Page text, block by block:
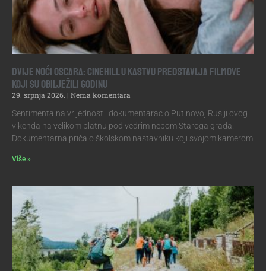
DVIJE NOĆI OSCARA: CINEHILL U KASTVU PREDSTAVLJA FILMOVE
KOJI SU OBILJEŽILI GODINU
29. srpnja 2026.
Nema komentara
Sentimentalna vrijednost i dokumentarac o Putinovoj Rusiji ovog
vikenda na velikom platnu pod vedrim nebom Staroga grada.
Dokumentarna priča o školskom nastavniku koji svojom kamerom
Više »